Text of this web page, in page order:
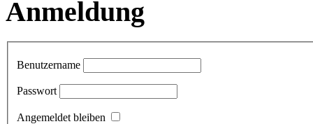
Anmeldung
Benutzername
Passwort
Angemeldet bleiben